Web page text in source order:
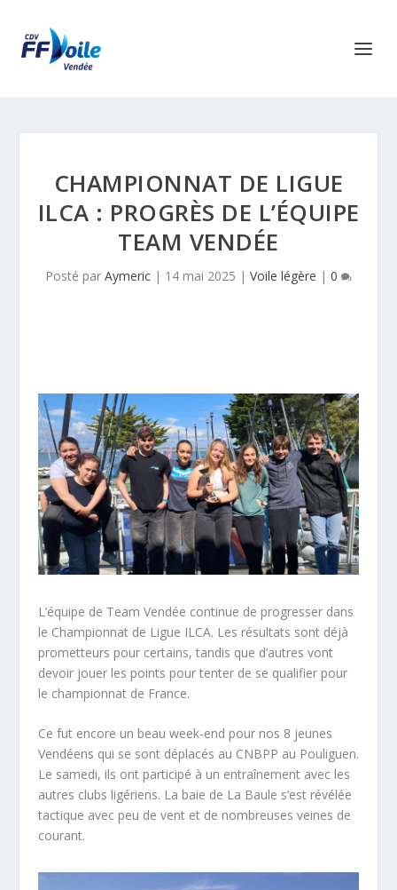
CHAMPIONNAT DE LIGUE
ILCA : PROGRÈS DE L’ÉQUIPE
TEAM VENDÉE
Posté par Aymeric | 14 mai 2025 | Voile légère | 0
L’équipe de Team Vendée continue de progresser dans
le Championnat de Ligue ILCA. Les résultats sont déjà
prometteurs pour certains, tandis que d’autres vont
devoir jouer les points pour tenter de se qualifier pour
le championnat de France.
Ce fut encore un beau week-end pour nos 8 jeunes
Vendéens qui se sont déplacés au CNBPP au Pouliguen.
Le samedi, ils ont participé à un entraînement avec les
autres clubs ligériens. La baie de La Baule s’est révélée
tactique avec peu de vent et de nombreuses veines de
courant.